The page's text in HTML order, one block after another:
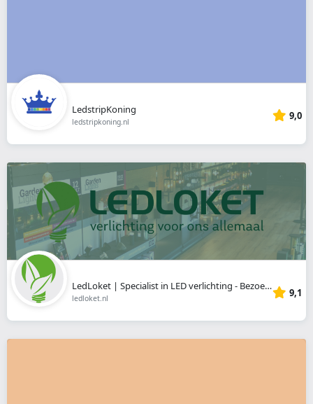
LedstripKoning
ledstripkoning.nl 9,0
LedLoket | Specialist in LED verlichting - Bezoek onze showroom
ledloket.nl 9,1